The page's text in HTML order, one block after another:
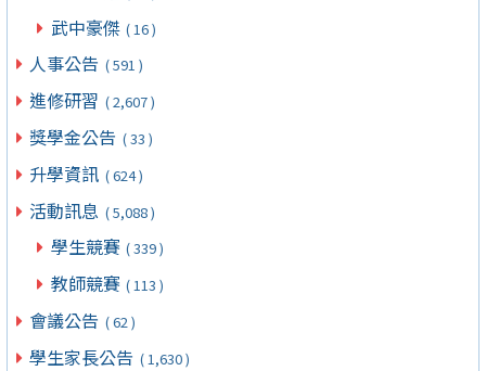
武中豪傑 ( 16 )
人事公告 ( 591 )
進修研習 ( 2,607 )
獎學金公告 ( 33 )
升學資訊 ( 624 )
活動訊息 ( 5,088 )
學生競賽 ( 339 )
教師競賽 ( 113 )
會議公告 ( 62 )
學生家長公告 ( 1,630 )